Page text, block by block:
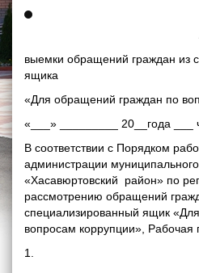
выемки обращений граждан из
ящика
«Для обращений граждан по
«___» _________ 20__года ___
В соответствии с Порядком
администрации
«Хасавюртовский район» по
рассмотрению обращений
специализированный ящик
вопросам коррупции», Рабочая
1.